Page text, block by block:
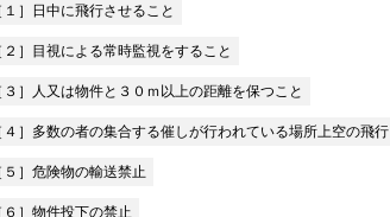
１］日中に飛行させること
２］目視による常時監視をすること
３］人又は物件と３０ｍ以上の距離を保つこと
４］多数の者の集合する催しが行われている場所上空の飛行
５］危険物の輸送禁止
６］物件投下の禁止